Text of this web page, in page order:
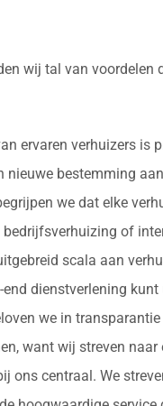
wij tal van
ervaren verhuizers is
nieuwe bestemming
we dat elke
of
scala aan
dienstverlening
we in
want wij streven
ons centraal. We